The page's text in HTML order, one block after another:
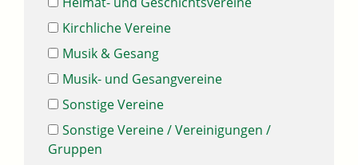
Kirchliche Vereine
Musik & Gesang
Musik- und Gesangvereine
Sonstige Vereine
Sonstige Vereine / Vereinigungen /
Gruppen